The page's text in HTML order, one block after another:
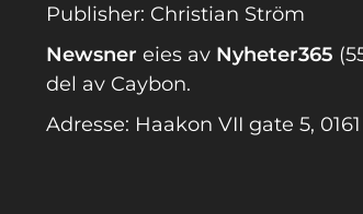
Publisher: Christian Ström
Newsner eies av Nyheter365
del av Caybon.
Adresse: Haakon VII gate 5,